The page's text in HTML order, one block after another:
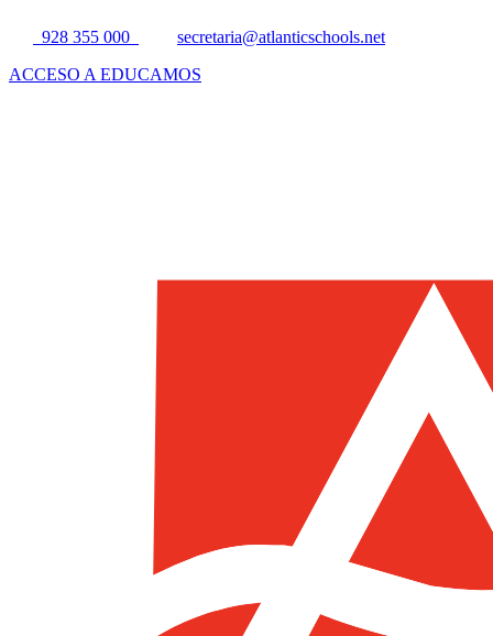
928 355 000
secretaria@atlanticschools.net
ACCESO A EDUCAMOS